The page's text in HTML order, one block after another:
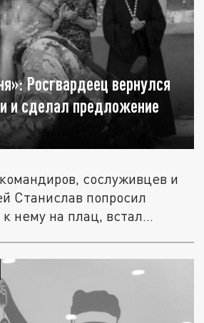
Росгвардеец вернулся
и сделал предложение
сослуживцев и
Станислав попросил
нему на плац, встал...